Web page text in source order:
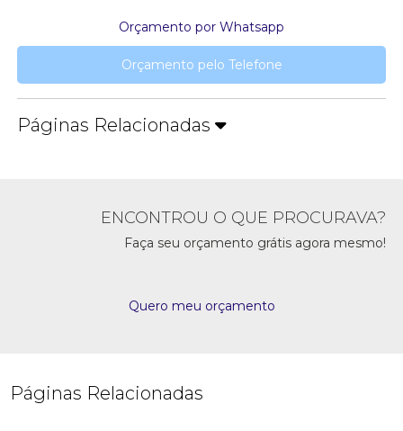
Orçamento por Whatsapp
Orçamento pelo Telefone
Páginas Relacionadas
ENCONTROU O QUE PROCURAVA?
Faça seu orçamento grátis agora mesmo!
Quero meu orçamento
Páginas Relacionadas